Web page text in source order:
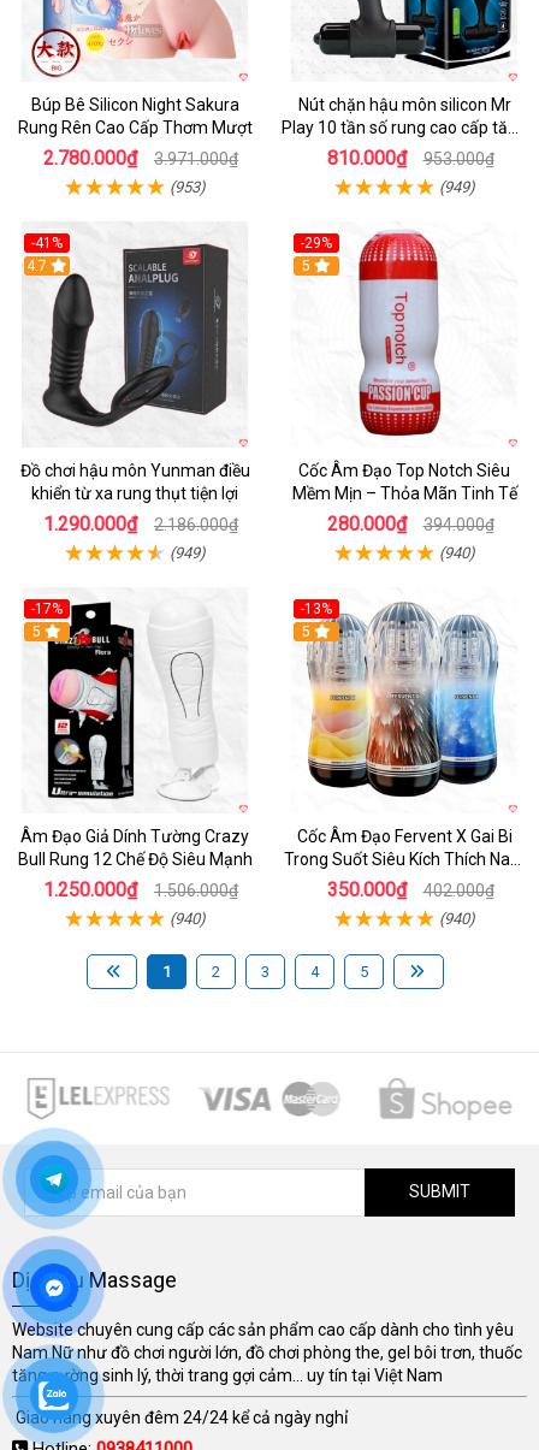
Búp Bê Silicon Night Sakura
Rung Rên Cao Cấp Thơm Mượt
2.780.000₫ 3.971.000₫
(953)
Nút chặn hậu môn silicon Mr
Play 10 tần số rung cao cấp tăng
khoái cảm
810.000₫ 953.000₫
(949)
-41%
Hot
4.7
Đồ chơi hậu môn Yunman điều
khiển từ xa rung thụt tiện lợi
1.290.000₫ 2.186.000₫
(949)
-29%
5
Cốc Âm Đạo Top Notch Siêu
Mềm Mịn – Thỏa Mãn Tinh Tế
280.000₫ 394.000₫
(940)
-17%
5
Âm Đạo Giả Dính Tường Crazy
Bull Rung 12 Chế Độ Siêu Mạnh
1.250.000₫ 1.506.000₫
(940)
-13%
Hot
5
Cốc Âm Đạo Fervent X Gai Bi
Trong Suốt Siêu Kích Thích Nam
Giới
350.000₫ 402.000₫
(940)
1 2 3 4 5
SUBMIT
Dịch Vụ Massage
Website chuyên cung cấp các sản phẩm cao cấp dành cho tình yêu
Nam Nữ như đồ chơi người lớn, đồ chơi phòng the, gel bôi trơn, thuốc
tăng cường sinh lý, thời trang gợi cảm... uy tín tại Việt Nam
Giao hàng xuyên đêm 24/24 kể cả ngày nghỉ